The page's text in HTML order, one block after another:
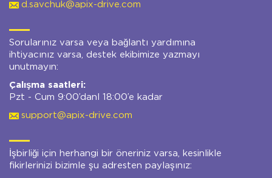
d.savchuk@apix-drive.com
Sorularınız varsa veya bağlantı yardımına
ihtiyacınız varsa, destek ekibimize yazmayı
unutmayın:
Çalışma saatleri:
Pzt - Cum 9:00’danl 18:00’e kadar
support@apix-drive.com
İşbirliği için herhangi bir öneriniz varsa, kesinlikle
fikirlerinizi bizimle şu adresten paylaşınız: